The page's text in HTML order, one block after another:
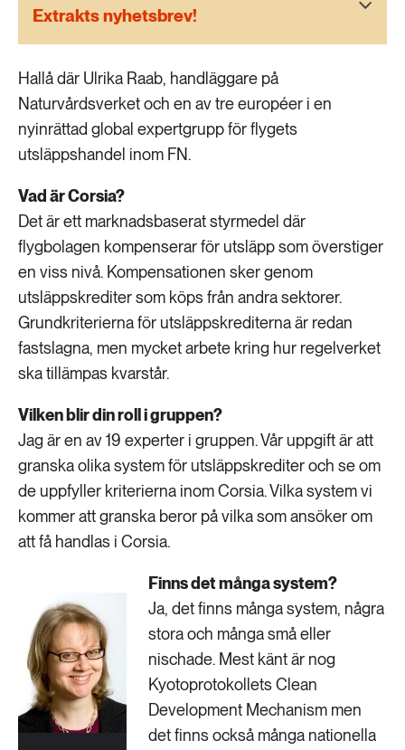
Vatten
Extrakts nyhetsbrev!
Hallå där Ulrika Raab, handläggare på
Naturvårdsverket och en av tre européer i en
nyinrättad global expertgrupp för flygets
utsläppshandel inom FN.
Vad är Corsia?
Det är ett marknadsbaserat styrmedel där
flygbolagen kompenserar för utsläpp som överstiger
en viss nivå. Kompensationen sker genom
utsläppskrediter som köps från andra sektorer.
Grundkriterierna för utsläppskrediterna är redan
fastslagna, men mycket arbete kring hur regelverket
ska tillämpas kvarstår.
Vilken blir din roll i gruppen?
Jag är en av 19 experter i gruppen. Vår uppgift är att
granska olika system för utsläppskrediter och se om
de uppfyller kriterierna inom Corsia. Vilka system vi
kommer att granska beror på vilka som ansöker om
att få handlas i Corsia.
Finns det många system?
Ja, det finns många system, några
stora och många små eller
nischade. Mest känt är nog
Kyotoprotokollets Clean
Development Mechanism men
det finns också många nationella